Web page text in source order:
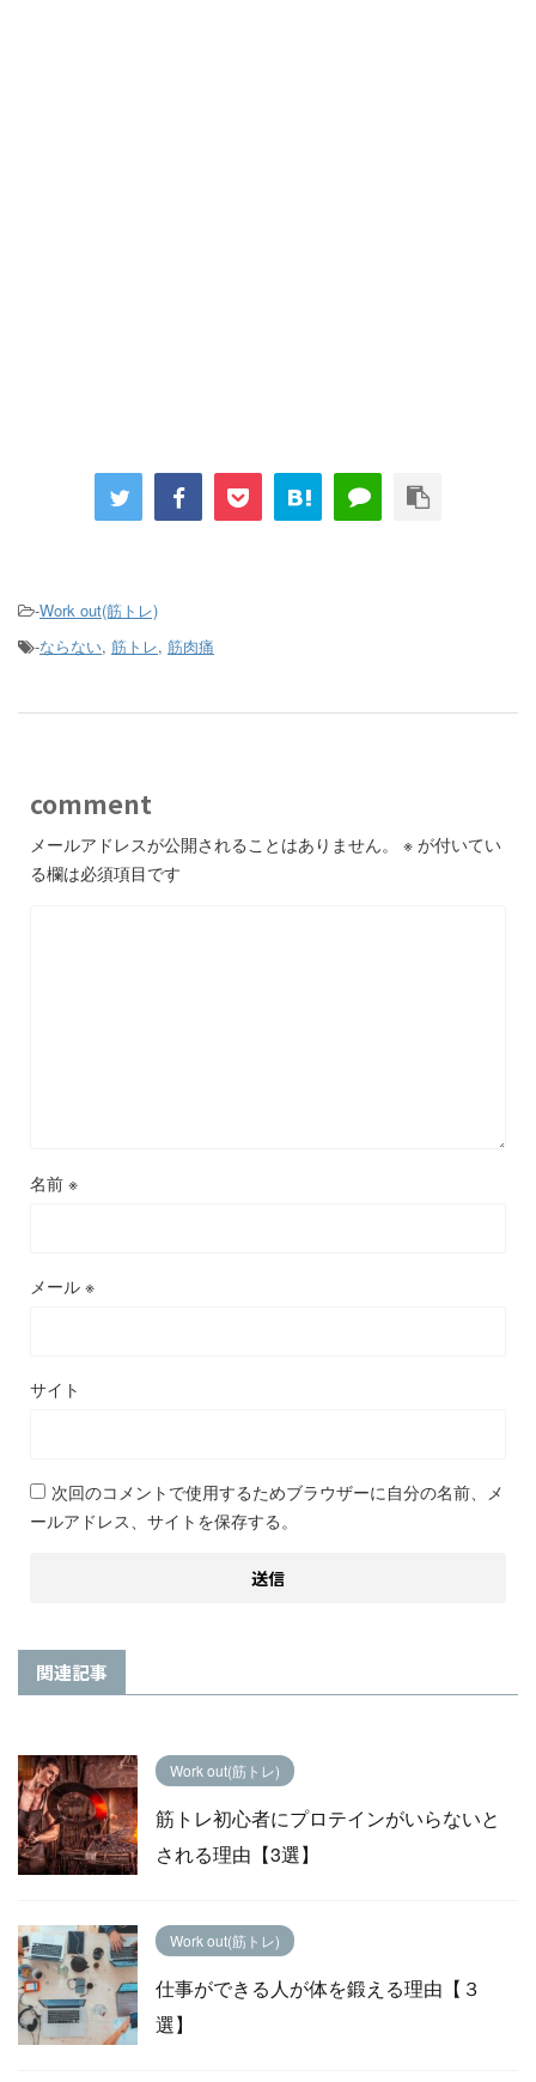
-Work out(筋トレ)
-ならない, 筋トレ, 筋肉痛
comment
メールアドレスが公開されることはありません。 ※ が付いてい
る欄は必須項目です
名前 ※
メール ※
サイト
次回のコメントで使用するためブラウザーに自分の名前、メ
ールアドレス、サイトを保存する。
関連記事
Work out(筋トレ)
筋トレ初心者にプロテインがいらないと
される理由【3選】
Work out(筋トレ)
仕事ができる人が体を鍛える理由【３
選】